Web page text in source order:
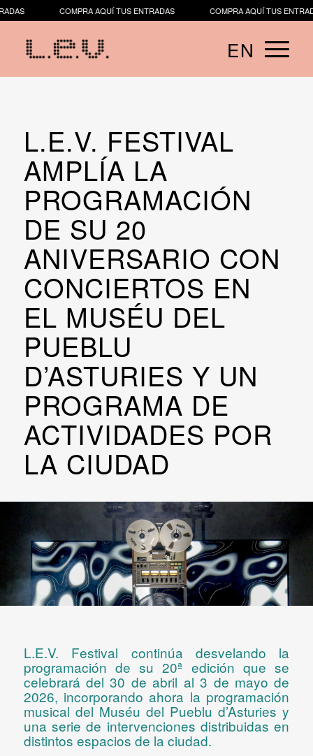
COMPRA AQUÍ TUS ENTRADAS COMPRA AQUÍ TUS ENTRADAS
EN
​​L.E.V. FESTIVAL
AMPLÍA LA
PROGRAMACIÓN
DE SU 20
ANIVERSARIO CON
CONCIERTOS EN
EL MUSÉU DEL
PUEBLU
D’ASTURIES Y UN
PROGRAMA DE
ACTIVIDADES POR
LA CIUDAD
L.E.V. Festival continúa desvelando la
programación de su 20ª edición que se
celebrarádel 30 de abril al 3 de mayo de
2026, incorporando ahora la programación
musical del Muséu del Pueblu d’Asturies y
una serie de intervenciones distribuidas en
distintos espacios de la ciudad.